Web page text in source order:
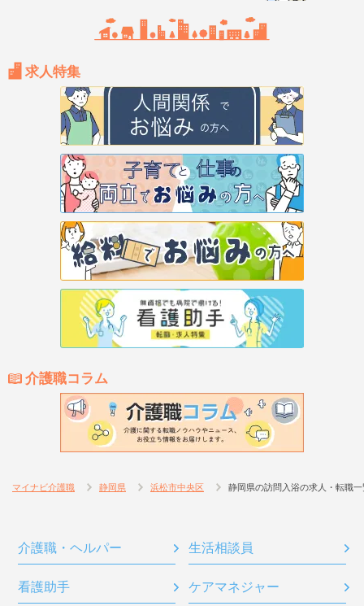
求人特集
介護職コラム
マイナビ介護職 静岡県 浜松市中央区 静岡県の訪問入浴の求人・転職一
介護職・ヘルパー 生活相談員
看護助手 ケアマネジャー